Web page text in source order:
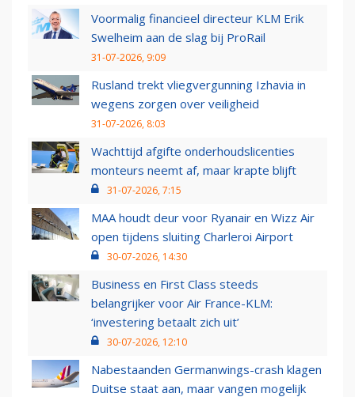
Voormalig financieel directeur KLM Erik
Swelheim aan de slag bij ProRail
31-07-2026, 9:09
Rusland trekt vliegvergunning Izhavia in
wegens zorgen over veiligheid
31-07-2026, 8:03
Wachttijd afgifte onderhoudslicenties
monteurs neemt af, maar krapte blijft
31-07-2026, 7:15
MAA houdt deur voor Ryanair en Wizz Air
open tijdens sluiting Charleroi Airport
30-07-2026, 14:30
Business en First Class steeds
belangrijker voor Air France-KLM:
‘investering betaalt zich uit’
30-07-2026, 12:10
Nabestaanden Germanwings-crash klagen
Duitse staat aan, maar vangen mogelijk